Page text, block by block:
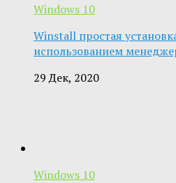
Windows 10
Winstall простая
использованием
29 Дек, 2020
Windows 10